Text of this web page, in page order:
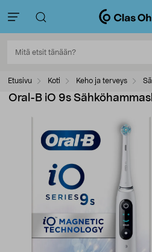
Etusivu Koti Keho ja terveys
Oral-B iO 9s